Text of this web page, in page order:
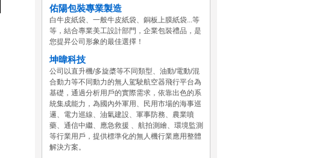
佑陽包裝專業製造
白牛皮紙袋、一般牛皮紙袋、銅板上膜紙袋...等
等，結合專業美工設計部門，企業包裝禮品，是
您提昇公司形象的最佳選擇！
坤暐科技
公司以直升機/多旋槳等不同類型、油動/電動/混
合動力等不同動力的無人駕駛航空器飛行平台為
基礎，通過分析用戶的實際需求，依靠出色的系
統集成能力，為國內外軍用、民用市場的海事巡
邏、電力巡線、油氣建設、軍事防務、農業噴
藥、通信中繼、應急救援 、航拍測繪、環境監測
等行業用戶，提供標準化的無人機行業應用整體
解決方案。